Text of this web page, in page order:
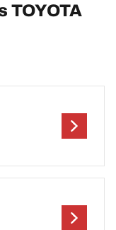
TOYOTA